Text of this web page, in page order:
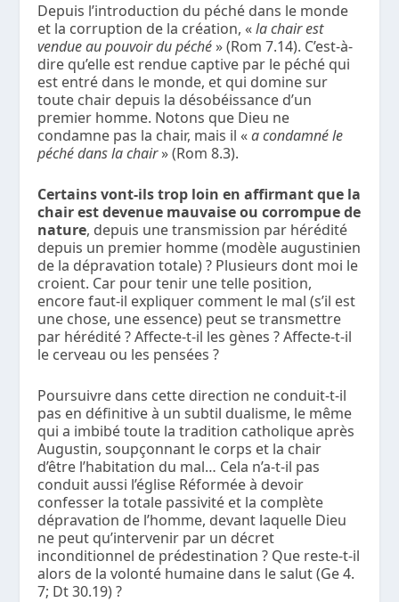
Depuis l’introduction du péché dans le monde
et la corruption de la création, «la chair est
vendue au pouvoir du péché » (Rom 7.14). C’est-à-
dire qu’elle est rendue captive par le péché qui
est entré dans le monde, et qui domine sur
toute chair depuis la désobéissance d’un
premier homme. Notons que Dieu ne
condamne pas la chair, mais il «a condamné le
péché dans la chair» (Rom 8.3).
Certains vont-ils trop loin en affirmant que la
chair est devenue mauvaise ou corrompue de
nature, depuis une transmission par hérédité
depuis un premier homme (modèle augustinien
de la dépravation totale) ? Plusieurs dont moi le
croient. Car pour tenir une telle position,
encore faut-il expliquer comment le mal (s’il est
une chose, une essence) peut se transmettre
par hérédité ? Affecte-t-il les gènes ? Affecte-t-il
le cerveau ou les pensées ?
Poursuivre dans cette direction ne conduit-t-il
pas en définitive à un subtil dualisme, le même
qui a imbibé toute la tradition catholique après
Augustin, soupçonnant le corps et la chair
d’être l’habitation du mal… Cela n’a-t-il pas
conduit aussi l’église Réformée à devoir
confesser la totale passivité et la complète
dépravation de l’homme, devant laquelle Dieu
ne peut qu’intervenir par un décret
inconditionnel de prédestination ? Que reste-t-il
alors de la volonté humaine dans le salut (Ge 4.
7; Dt 30.19) ?